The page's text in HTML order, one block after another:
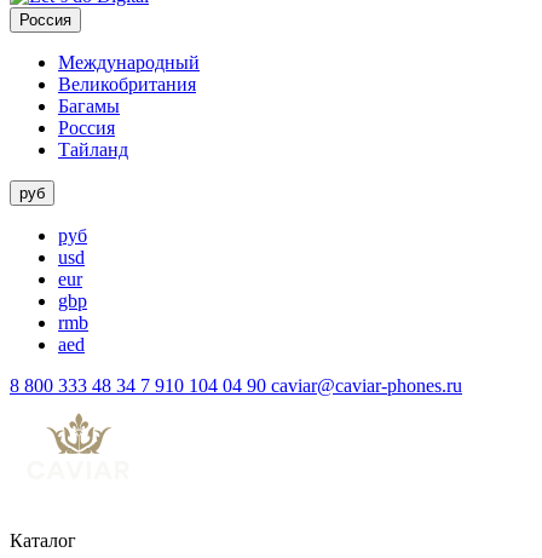
Россия
Международный
Великобритания
Багамы
Россия
Тайланд
руб
руб
usd
eur
gbp
rmb
aed
8 800 333 48 34 7 910 104 04 90 caviar@caviar-phones.ru
Каталог